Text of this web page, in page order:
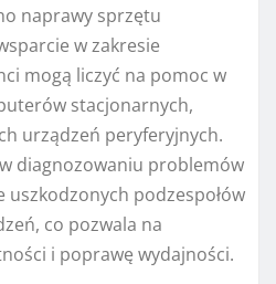
naprawy sprzętu
w zakresie
mogą liczyć na pomoc w
stacjonarnych,
urządzeń peryferyjnych.
diagnozowaniu problemów
uszkodzonych podzespołów
co pozwala na
i poprawę wydajności.